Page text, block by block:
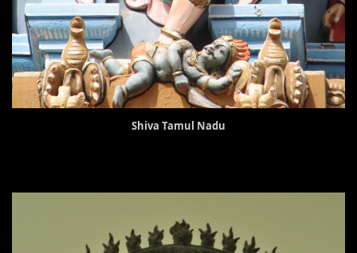
Shiva Tamul Nadu